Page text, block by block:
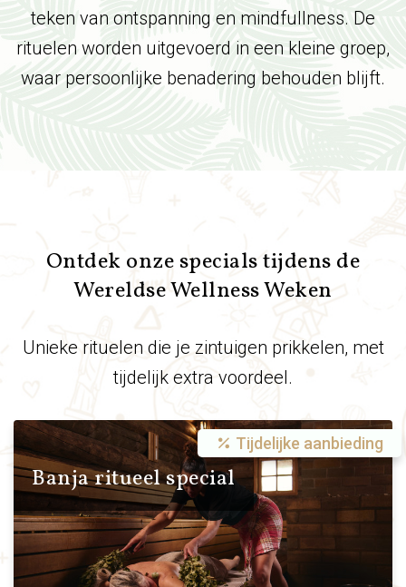
teken van ontspanning en mindfullness. De
rituelen worden uitgevoerd in een kleine groep,
waar persoonlijke benadering behouden blijft.
Ontdek onze specials tijdens de
Wereldse Wellness Weken
Unieke rituelen die je zintuigen prikkelen, met
tijdelijk extra voordeel.
Banja ritueel special
Tijdelijke aanbieding